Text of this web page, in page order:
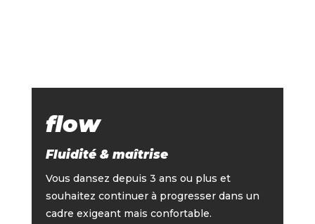
flow
Fluidité & maîtrise
Vous dansez depuis 3 ans ou plus et
souhaitez continuer à progresser dans un
cadre exigeant mais confortable.